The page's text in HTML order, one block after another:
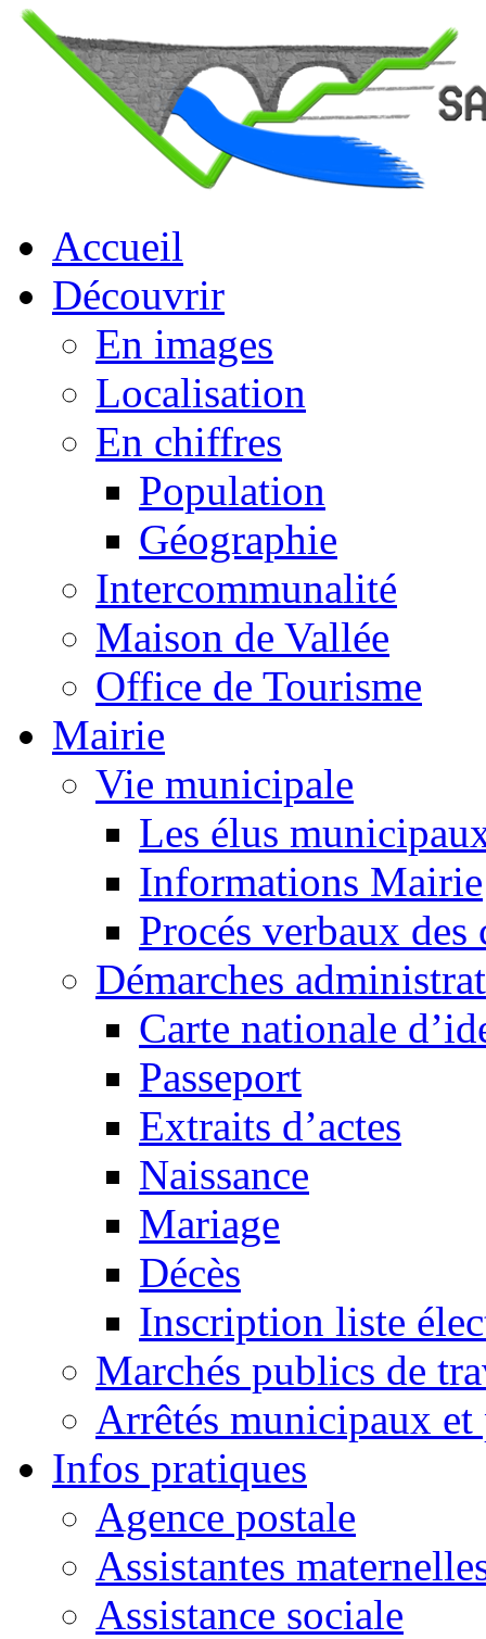
Accueil
Découvrir
En images
Localisation
En chiffres
Population
Géographie
Intercommunalité
Maison de Vallée
Office de Tourisme
Mairie
Vie municipale
Les élus
Informations Mairie
Procés verbaux
Démarches
Carte nationale
Passeport
Extraits d’actes
Naissance
Mariage
Décès
Inscription liste
Marchés publics de
Arrêtés municipaux et
Infos pratiques
Agence postale
Assistantes
Assistance sociale